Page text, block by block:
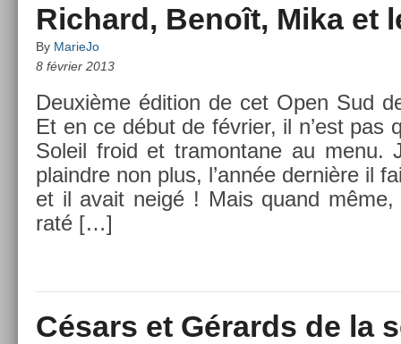
Richard, Benoît, Mika et
By MarieJo
8 février 2013
Deuxième édi­tion de cet Open Sud
Et en ce début de février, il n’est pas
Sol­eil froid et tramon­tane au menu.
plaindre non plus, l’année dernière il
et il avait neigé ! Mais quand même,
raté […]
Césars et Gérards de la